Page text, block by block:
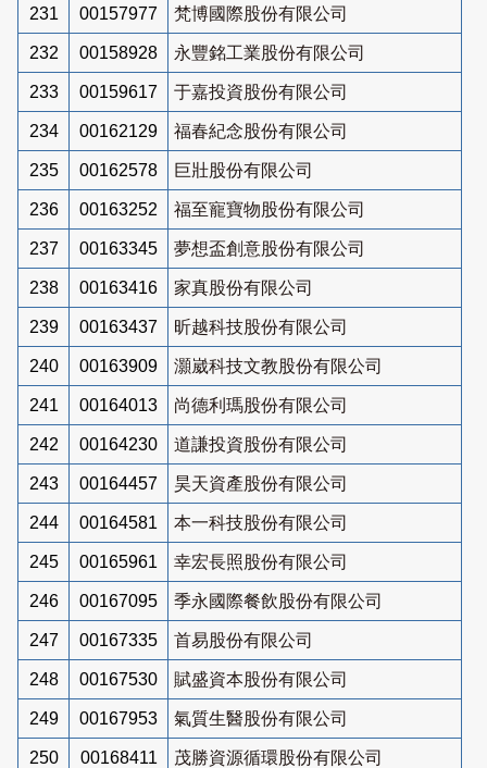
231 00157977 梵博國際股份有限公司
232 00158928 永豐銘工業股份有限公司
233 00159617 于嘉投資股份有限公司
234 00162129 福春紀念股份有限公司
235 00162578 巨壯股份有限公司
236 00163252 福至寵寶物股份有限公司
237 00163345 夢想盃創意股份有限公司
238 00163416 家真股份有限公司
239 00163437 昕越科技股份有限公司
240 00163909 灝崴科技文教股份有限公司
241 00164013 尚德利瑪股份有限公司
242 00164230 道謙投資股份有限公司
243 00164457 昊天資產股份有限公司
244 00164581 本一科技股份有限公司
245 00165961 幸宏長照股份有限公司
246 00167095 季永國際餐飲股份有限公司
247 00167335 首易股份有限公司
248 00167530 賦盛資本股份有限公司
249 00167953 氣質生醫股份有限公司
250 00168411
茂勝資源循環股份有限公司